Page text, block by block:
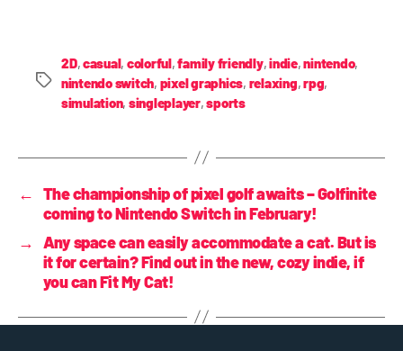
2D,casual, colorful,family friendly,indie,nintendo,
nintendo switch, pixel graphics, relaxing,rpg,
simulation, singleplayer,sports
← The championship of pixel golf awaits – Golfinite
coming to Nintendo Switch in February!
→ Any space can easily accommodate a cat. But is
it for certain? Find out in the new, cozy indie, if
you can Fit My Cat!